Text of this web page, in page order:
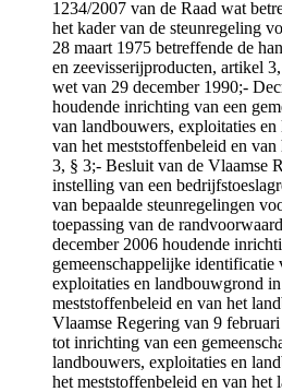
1234/2007 van de Raad wat
het kader van de steunregeling
28 maart 1975 betreffende de
en zeevisserijproducten, artikel
wet van 29 december 1990;-
houdende inrichting van een
van landbouwers, exploitaties
van het meststoffenbeleid en
3, § 3;- Besluit van de Vlaamse
instelling van een
van bepaalde steunregelingen
toepassing van de
december 2006 houdende
gemeenschappelijke identificatie
exploitaties en landbouwgrond
meststoffenbeleid en van het
Vlaamse Regering van 9
tot inrichting van een
landbouwers, exploitaties en
het meststoffenbeleid en van